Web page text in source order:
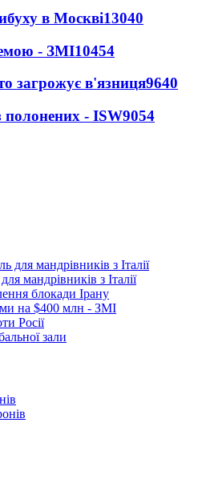
в Москві13040
- ЗМІ10454
загрожує в'язниця9640
полонених - ISW9054
мандрівників з Італії
блокади Ірану
на $400 млн - ЗМІ
Росії
зали